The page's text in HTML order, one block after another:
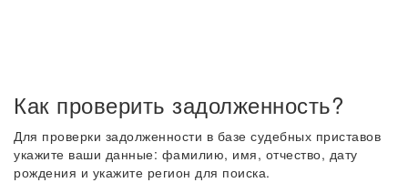
Как проверить задолженность?
Для проверки задолженности в базе судебных приставов
укажите ваши данные: фамилию, имя, отчество, дату
рождения и укажите регион для поиска.